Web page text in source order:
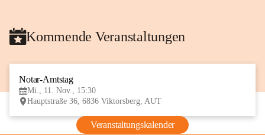
Kommende Veranstaltungen
Notar-Amtstag
Mi., 11. Nov., 15:30
Hauptstraße 36, 6836 Viktorsberg, AUT
Veranstaltungskalender